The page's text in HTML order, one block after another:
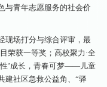
与青年志愿服务的社会价
现场打分与综合评审，最
荣获一等奖；高校聚力·全
’成长，青春可梦——儿童
社区急救公益角、“驿